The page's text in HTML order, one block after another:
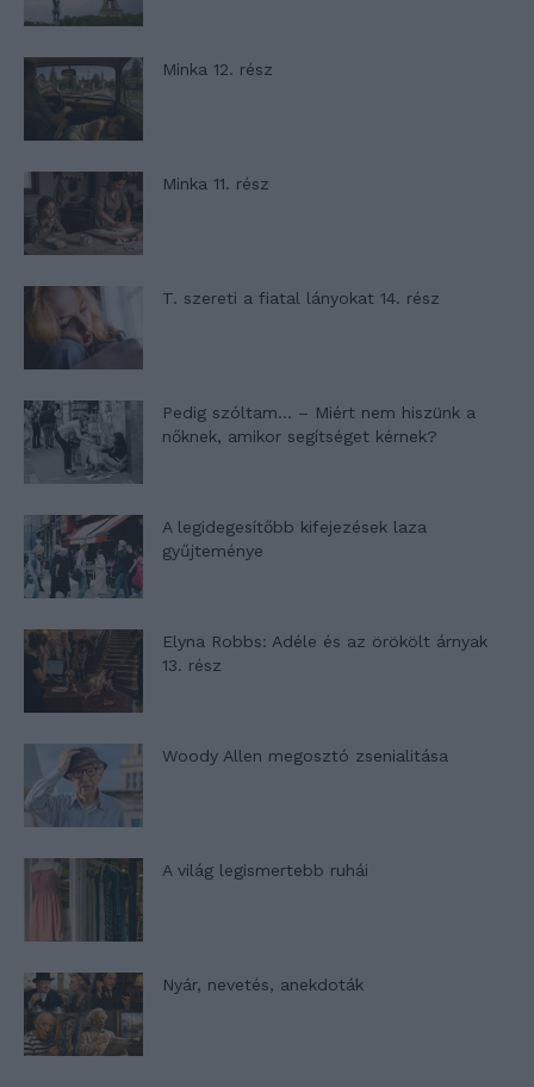
Minka 12. rész
Minka 11. rész
T. szereti a fiatal lányokat 14. rész
Pedig szóltam… – Miért nem hiszünk a
nőknek, amikor segítséget kérnek?
A legidegesítőbb kifejezések laza
gyűjteménye
Elyna Robbs: Adéle és az örökölt árnyak
13. rész
Woody Allen megosztó zsenialitása
A világ legismertebb ruhái
Nyár, nevetés, anekdoták